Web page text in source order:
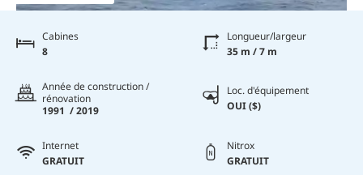
Cabines
8
Longueur/largeur
35 m / 7 m
Année de construction /
rénovation
1991 / 2019
Loc. d'équipement
OUI ($)
Internet
GRATUIT
Nitrox
GRATUIT